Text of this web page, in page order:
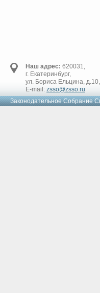
Наш адрес: 620031,
г. Екатеринбург,
ул. Бориса Ельцина, д.10,
E-mail: zsso@zsso.ru
Законодательное Cобрание